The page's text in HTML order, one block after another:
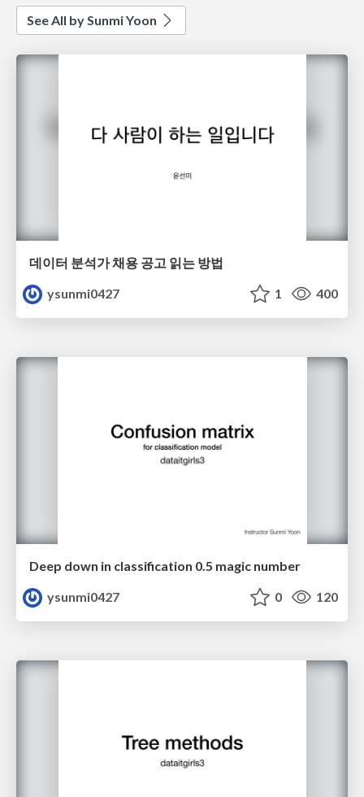
See All by Sunmi Yoon
데이터 분석가 채용 공고 읽는 방법
ysunmi0427
1 400
Deep down in classification 0.5 magic number
ysunmi0427
0 120